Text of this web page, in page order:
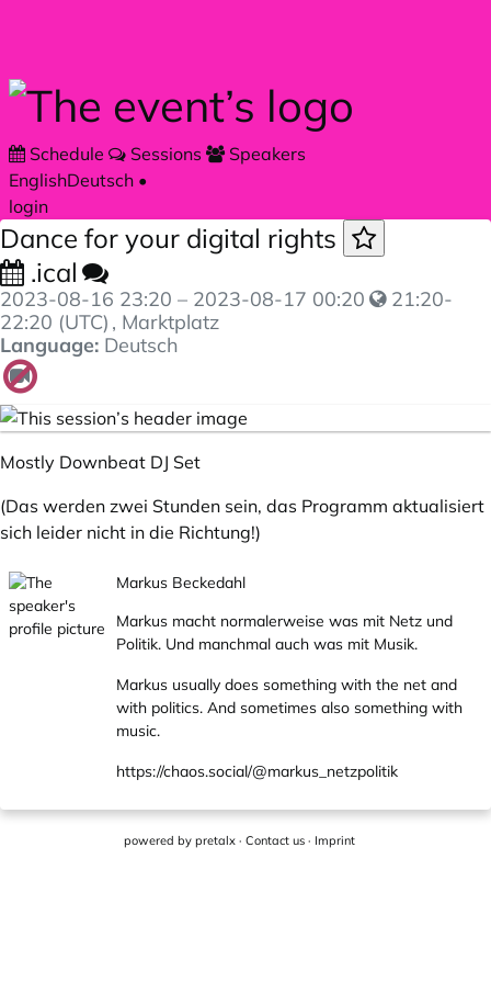
Schedule Sessions
Speakers
EnglishDeutsch •
login
Dance for your digital rights
.ical
2023-08-16 23:20 – 2023-08-17 00:20
21:20-
22:20 (UTC) , Marktplatz
Language: Deutsch
Mostly Downbeat DJ Set
(Das werden zwei Stunden sein, das Programm aktualisiert
sich leider nicht in die Richtung!)
Markus Beckedahl
Markus macht normalerweise was mit Netz und
Politik. Und manchmal auch was mit Musik.
Markus usually does something with the net and
with politics. And sometimes also something with
music.
https://chaos.social/@markus_netzpolitik
powered by pretalx· Contact us· Imprint